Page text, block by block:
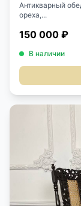
Антикварный
ореха,...
150 000 ₽
В наличии